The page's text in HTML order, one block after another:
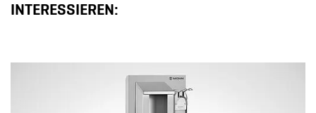
INTERESSIEREN: